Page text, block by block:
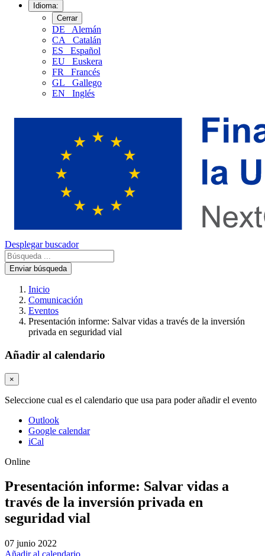
Idioma:
Cerrar
DE
Alemán
CA
Catalán
ES
Español
EU
Euskera
FR
Francés
GL
Gallego
EN
Inglés
Desplegar buscador
Enviar búsqueda
Inicio
Comunicación
Eventos
Presentación informe: Salvar vidas a través de la inversión
privada en seguridad vial
Añadir al calendario
×
Seleccione cual es el calendario que usa para poder añadir el evento
Outlook
Google calendar
iCal
Online
Presentación informe: Salvar vidas a
través de la inversión privada en
seguridad vial
07 junio 2022